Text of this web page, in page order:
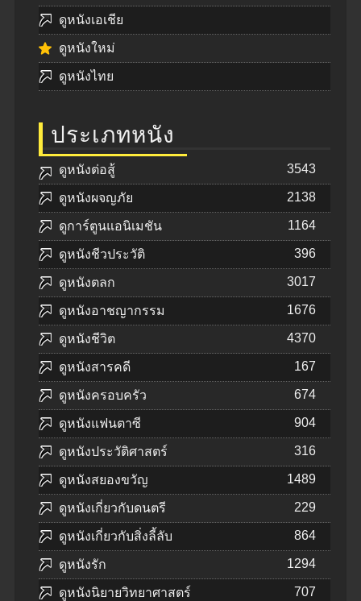
ดูหนังเอเชีย
ดูหนังใหม่
ดูหนังไทย
ประเภทหนัง
ดูหนังต่อสู้ 3543
ดูหนังผจญภัย 2138
ดูการ์ตูนแอนิเมชัน 1164
ดูหนังชีวประวัติ 396
ดูหนังตลก 3017
ดูหนังอาชญากรรม 1676
ดูหนังชีวิต 4370
ดูหนังสารคดี 167
ดูหนังครอบครัว 674
ดูหนังแฟนตาซี 904
ดูหนังประวัติศาสตร์ 316
ดูหนังสยองขวัญ 1489
ดูหนังเกี่ยวกับดนตรี 229
ดูหนังเกี่ยวกับสิ่งลี้ลับ 864
ดูหนังรัก 1294
ดูหนังนิยายวิทยาศาสตร์ 707